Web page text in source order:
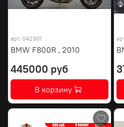
арт. 042901
BMW F800R , 2010
445000 руб
В корзину